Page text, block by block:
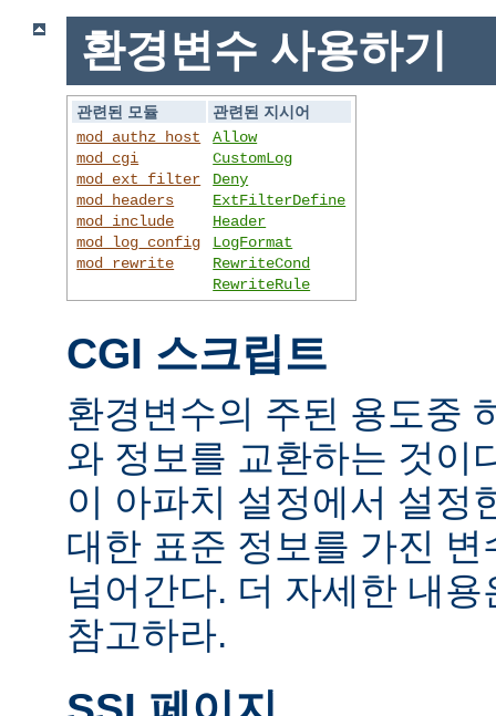
환경변수 사용하기
관련된 모듈
관련된 지시어
mod_authz_host
mod_cgi
mod_ext_filter
mod_headers
mod_include
mod_log_config
mod_rewrite
Allow
CustomLog
Deny
ExtFilterDefine
Header
LogFormat
RewriteCond
RewriteRule
CGI 스크립트
환경변수의 주된 용도중
와 정보를 교환하는 것이
이 아파치 설정에서 설정
대한 표준 정보를 가진
넘어간다. 더 자세한 내
참고하라.